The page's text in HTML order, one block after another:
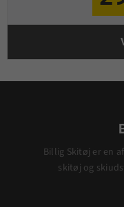
Billig Skitøj er en
skitøj og